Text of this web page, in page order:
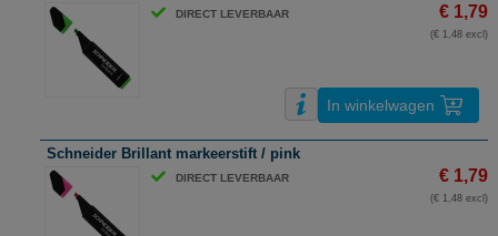
DIRECT LEVERBAAR € 1,79
(€ 1,48 excl)
In winkelwagen
Schneider Brillant markeerstift / pink
DIRECT LEVERBAAR € 1,79
(€ 1,48 excl)